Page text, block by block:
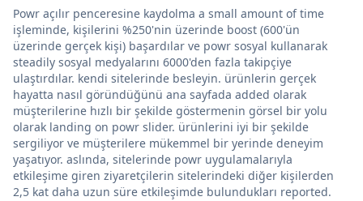
Powr açılır penceresine kaydolma a small amount of time
işleminde, kişilerini %250'nin üzerinde boost (600'ün
üzerinde gerçek kişi) başardılar ve powr sosyal kullanarak
steadily sosyal medyalarını 6000'den fazla takipçiye
ulaştırdılar. kendi sitelerinde besleyin. ürünlerin gerçek
hayatta nasıl göründüğünü ana sayfada added olarak
müşterilerine hızlı bir şekilde göstermenin görsel bir yolu
olarak landing on powr slider. ürünlerini iyi bir şekilde
sergiliyor ve müşterilere mükemmel bir yerinde deneyim
yaşatıyor. aslında, sitelerinde powr uygulamalarıyla
etkileşime giren ziyaretçilerin sitelerindeki diğer kişilerden
2,5 kat daha uzun süre etkileşimde bulundukları reported.